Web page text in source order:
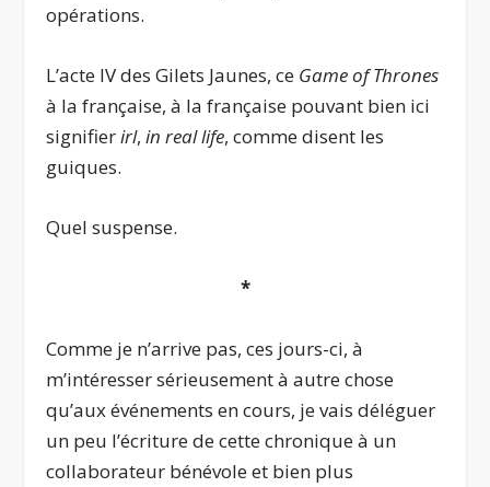
opérations.
L’acte IV des Gilets Jaunes, ce Game of Thrones
à la française, à la française pouvant bien ici
signifierirl,in real life, comme disent les
guiques.
Quel suspense.
*
Comme je n’arrive pas, ces jours-ci, à
m’intéresser sérieusement à autre chose
qu’aux événements en cours, je vais déléguer
un peu l’écriture de cette chronique à un
collaborateur bénévole et bien plus